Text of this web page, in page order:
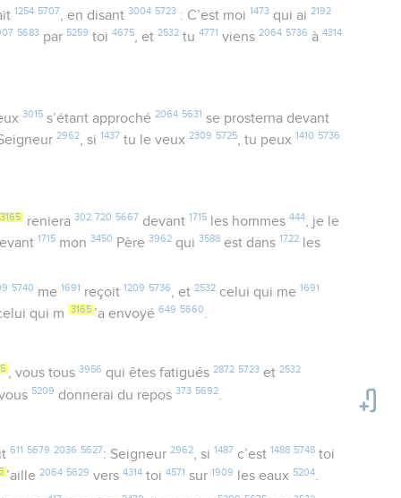
1254 5707 , en disant 3004 5723: C’est moi 1473qui ai 2192
5683 par 5259 toi4675, et2532 tu4771 viens2064 5736 à4314
3015s’étant approché 2064 5631 se prosterna devant
2962, si 1437 tu le veux2309 5725, tu peux 1410 5736
3165 reniera 302 720 5667 devant 1715les hommes 444, je le
1715 mon3450 Père3962 qui3588 est dans 1722
les
5740 me 1691 reçoit 1209 5736 , et 2532celui qui me 1691
qui m 3165 ’a envoyé649 5660.
, vous tous 3956 qui êtes fatigués 2872 5723et 2532
5209 donnerai du repos373 5692
611 5679 2036 5627: Seigneur 2962, si 1487 c’est 1488 5748toi
’aille2064 5629 vers4314 toi4571 sur 1909 les eaux 5204.